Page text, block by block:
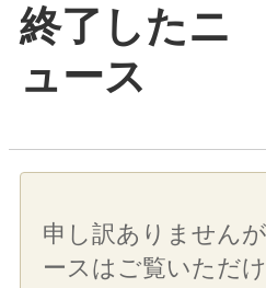
終了したニ
ュース
申し訳ありません
ースはご覧いただけ